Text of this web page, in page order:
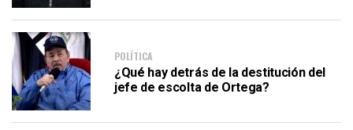
POLÍTICA
¿Qué hay detrás de la destitución del
jefe de escolta de Ortega?